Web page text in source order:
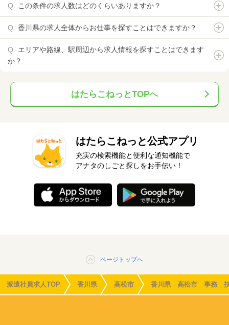
この条件の求人数はどのくらいありますか？
香川県の求人全体からお仕事を探すことはできますか？
エリアや路線、駅周辺から求人情報を探すことはできます
か？
はたらこねっとTOPへ
はたらこねっと公式アプリ
充実の検索機能と便利な通知機能で
アナタのしごと探しをお手伝い！
ページトップへ
派遣社員求人TOP 香川県 高松市 香川県 高松市 事務